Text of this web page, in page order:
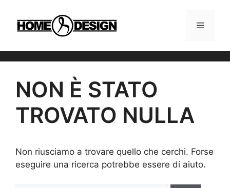
contenuto
MENU
NON È STATO
TROVATO NULLA
Non riusciamo a trovare quello che cerchi. Forse
eseguire una ricerca potrebbe essere di aiuto.